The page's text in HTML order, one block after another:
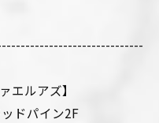
エルアズ】
ドパイン2F